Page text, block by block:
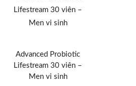
Advanced Probiotic
Lifestream 30 viên –
Men vi sinh